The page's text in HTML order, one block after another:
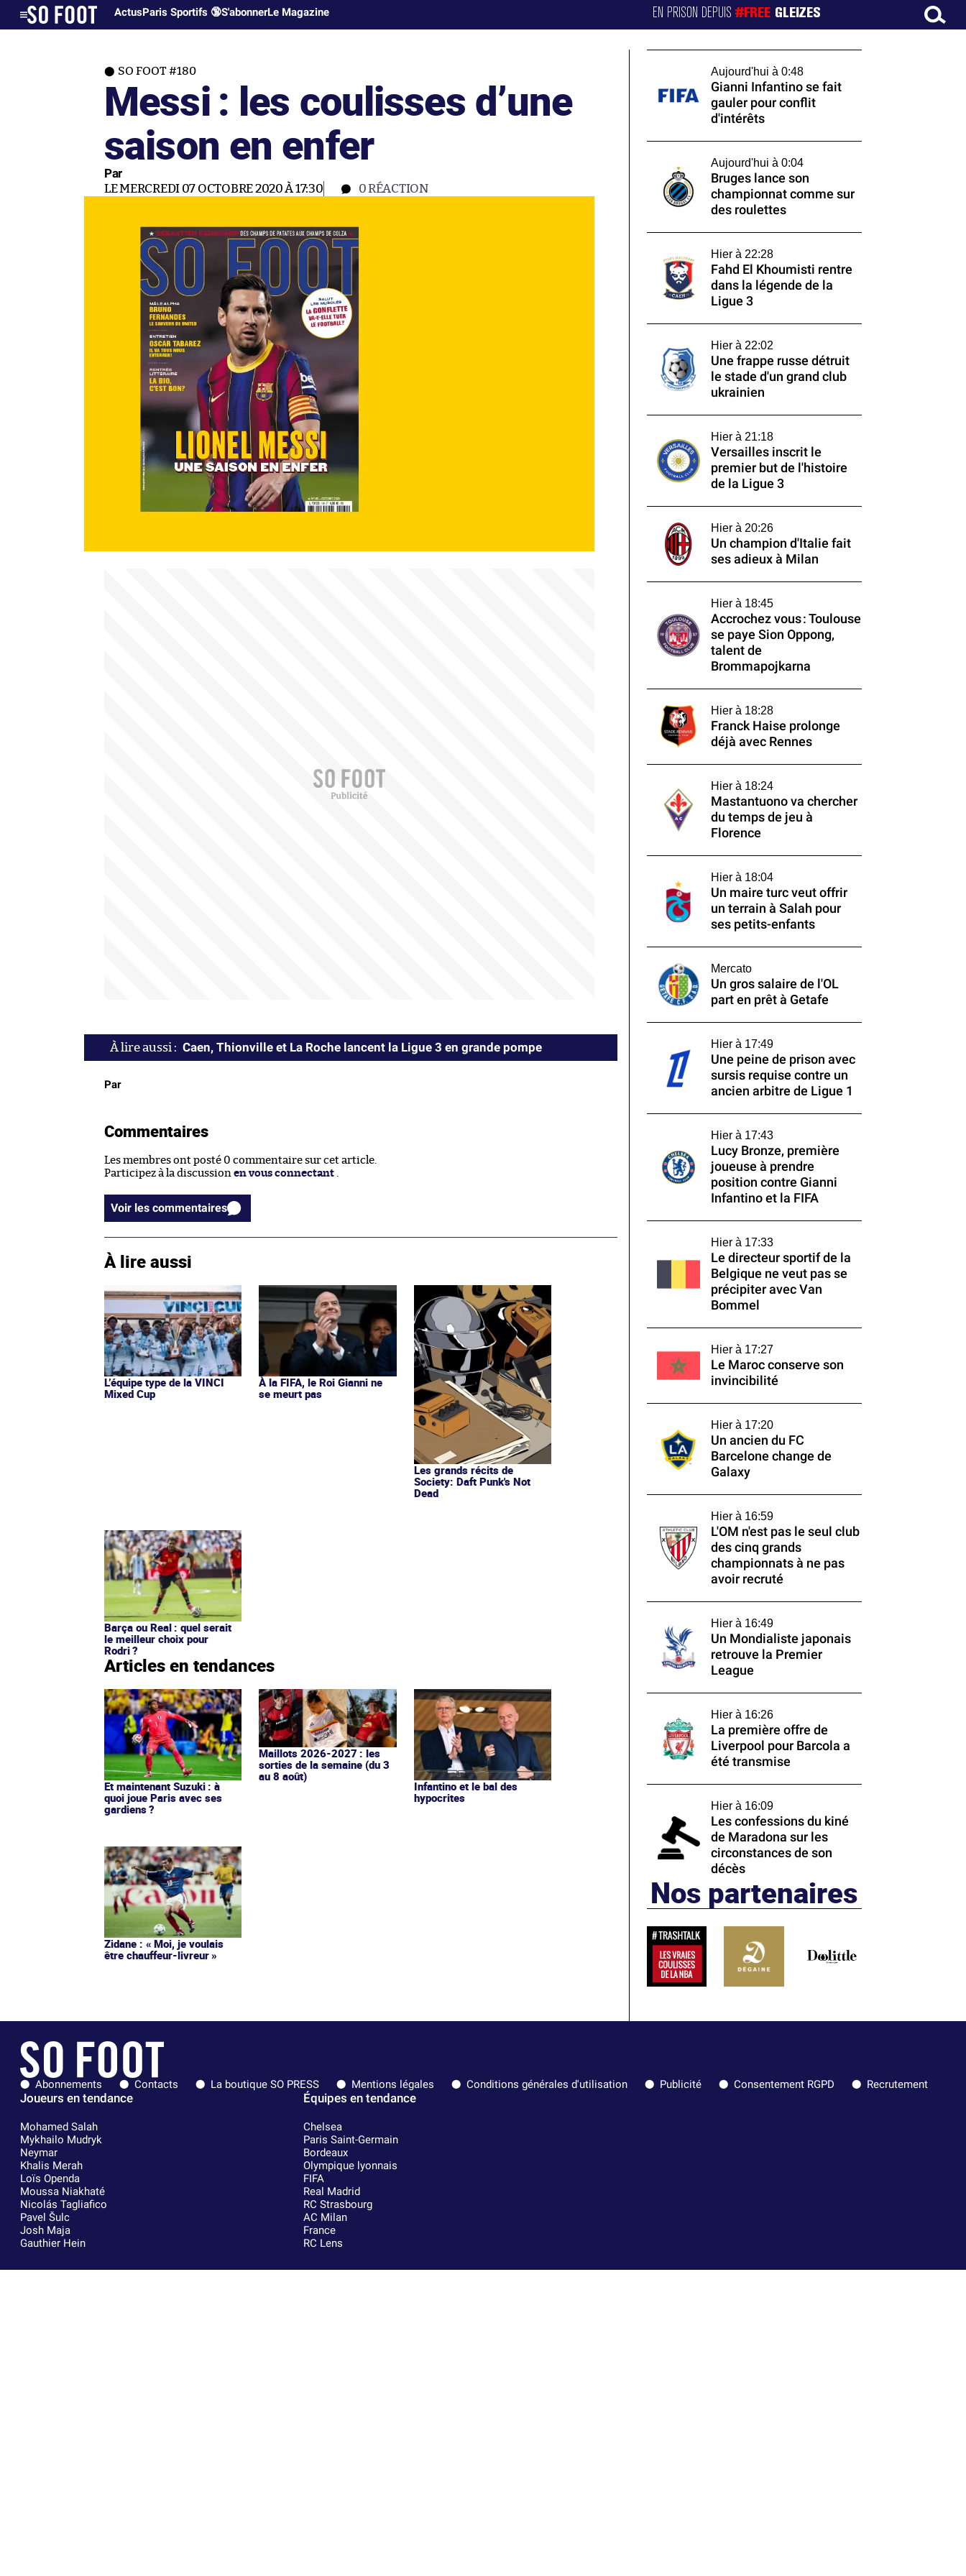
ActusParis Sportifs 🔞S'abonnerLe Magazine EN PRISON DEPUIS#FREE GLEIZES
SO FOOT #180
Messi : les coulisses d’une
saison en enfer
Par
LE MERCREDI 07 OCTOBRE 2020 À 17:30 0RÉACTION
Caen, Thionville et La Roche lancent la Ligue 3 en grande pompe
Par
Commentaires
Les membres ont posté 0 commentaire sur cet article.
Participez à la discussion en vous connectant .
Voir les commentaires
À lire aussi
L’équipe type de la VINCI
Mixed Cup
À la FIFA, le Roi Gianni ne
se meurt pas
Les grands récits de
Society: Daft Punk's Not
Dead
Barça ou Real : quel serait
le meilleur choix pour
Rodri ?
Articles en tendances
Et maintenant Suzuki : à
quoi joue Paris avec ses
gardiens ?
Maillots 2026-2027 : les
sorties de la semaine (du 3
au 8 août)
Infantino et le bal des
hypocrites
Zidane : « Moi, je voulais
être chauffeur-livreur »
Aujourd'hui à 0:48
Gianni Infantino se fait
gauler pour conflit
d'intérêts
Aujourd'hui à 0:04
Bruges lance son
championnat comme sur
des roulettes
Hier à 22:28
Fahd El Khoumisti rentre
dans la légende de la
Ligue 3
Hier à 22:02
Une frappe russe détruit
le stade d'un grand club
ukrainien
Hier à 21:18
Versailles inscrit le
premier but de l'histoire
de la Ligue 3
Hier à 20:26
Un champion d'Italie fait
ses adieux à Milan
Hier à 18:45
Accrochez vous : Toulouse
se paye Sion Oppong,
talent de
Brommapojkarna
Hier à 18:28
Franck Haise prolonge
déjà avec Rennes
Hier à 18:24
Mastantuono va chercher
du temps de jeu à
Florence
Hier à 18:04
Un maire turc veut offrir
un terrain à Salah pour
ses petits-enfants
Mercato
Un gros salaire de l'OL
part en prêt à Getafe
Hier à 17:49
Une peine de prison avec
sursis requise contre un
ancien arbitre de Ligue 1
Hier à 17:43
Lucy Bronze, première
joueuse à prendre
position contre Gianni
Infantino et la FIFA
Hier à 17:33
Le directeur sportif de la
Belgique ne veut pas se
précipiter avec Van
Bommel
Hier à 17:27
Le Maroc conserve son
invincibilité
Hier à 17:20
Un ancien du FC
Barcelone change de
Galaxy
Hier à 16:59
L'OM n'est pas le seul club
des cinq grands
championnats à ne pas
avoir recruté
Hier à 16:49
Un Mondialiste japonais
retrouve la Premier
League
Hier à 16:26
La première offre de
Liverpool pour Barcola a
été transmise
Hier à 16:09
Les confessions du kiné
de Maradona sur les
circonstances de son
décès
Nos partenaires
Abonnements Contacts La boutique SO PRESS Mentions légales Conditions générales d'utilisation Publicité Consentement RGPD Recrutement
Joueurs en tendance
Mohamed Salah
Mykhailo Mudryk
Neymar
Khalis Merah
Loïs Openda
Moussa Niakhaté
Nicolás Tagliafico
Pavel Šulc
Josh Maja
Gauthier Hein
Équipes en tendance
Chelsea
Paris Saint-Germain
Bordeaux
Olympique lyonnais
FIFA
Real Madrid
RC Strasbourg
AC Milan
France
RC Lens